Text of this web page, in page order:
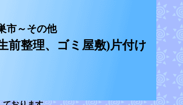
市～その他
前整理、ゴミ屋敷)片付け